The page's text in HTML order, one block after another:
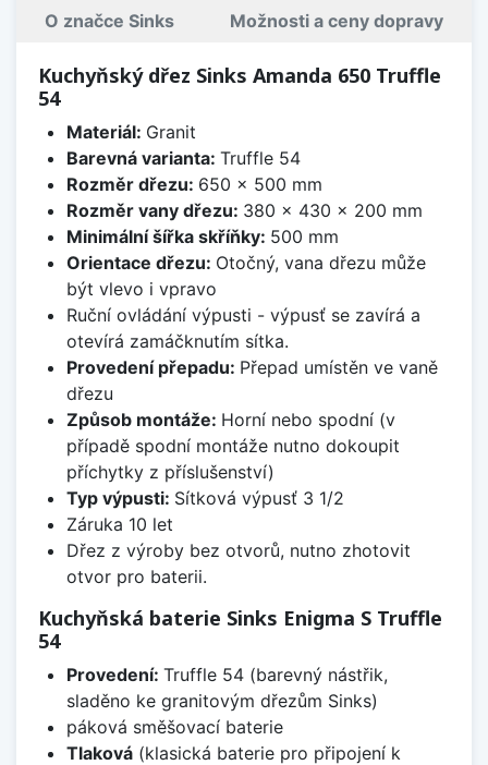
O značce Sinks Možnosti a ceny dopravy
Kuchyňský dřez Sinks Amanda 650 Truffle
54
Materiál: Granit
Barevná varianta: Truffle 54
Rozměr dřezu: 650 x 500 mm
Rozměr vany dřezu: 380 x 430 x 200 mm
Minimální šířka skříňky: 500 mm
Orientace dřezu: Otočný, vana dřezu může
být vlevo i vpravo
Ruční ovládání výpusti - výpusť se zavírá a
otevírá zamáčknutím sítka.
Provedení přepadu: Přepad umístěn ve vaně
dřezu
Způsob montáže: Horní nebo spodní (v
případě spodní montáže nutno dokoupit
příchytky z příslušenství)
Typ výpusti: Sítková výpusť 3 1/2
Záruka 10 let
Dřez z výroby bez otvorů, nutno zhotovit
otvor pro baterii.
Kuchyňská baterie Sinks Enigma S Truffle
54
Provedení: Truffle 54 (barevný nástřik,
sladěno ke granitovým dřezům Sinks)
páková směšovací baterie
Tlaková(klasická baterie pro připojení k